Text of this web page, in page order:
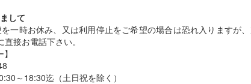
して
一時お休み、又は利用停止をご希望の場合は恐れ入りますが
接お電話下さい。
～18:30迄（土日祝を除く）